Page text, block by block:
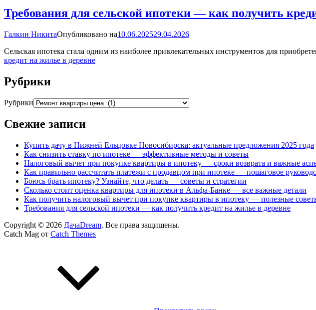
Требования для сельской ипотеки — как получить
Галкин НикитаОпубликовано на10.06.202529.04.2026
Сельская ипотека стала одним из наиболее привлекательных инструментов для
кредит на жилье в деревне
Рубрики
Рубрики
Свежие записи
Купить дачу в Нижней Ельцовке Новосибирска: актуальные предложения 2025 года
Как снизить ставку по ипотеке — эффективные методы и советы
Налоговый вычет при покупке квартиры в ипотеку — сроки возврата и важные
Как правильно рассчитать платежи с продавцом при ипотеке — пошаговое
Боюсь брать ипотеку? Узнайте, что делать — советы и стратегии
Сколько стоит оценка квартиры для ипотеки в Альфа-Банке — все важные детали
Как получить налоговый вычет при покупке квартиры в ипотеку — полезные
Требования для сельской ипотеки — как получить кредит на жилье в деревне
Copyright © 2026 ДачаDream. Все права защищены.
Catch Mag от Catch Themes